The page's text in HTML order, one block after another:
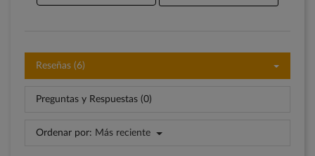
Reseñas (6)
Preguntas y Respuestas (0)
Ordenar por: Más reciente